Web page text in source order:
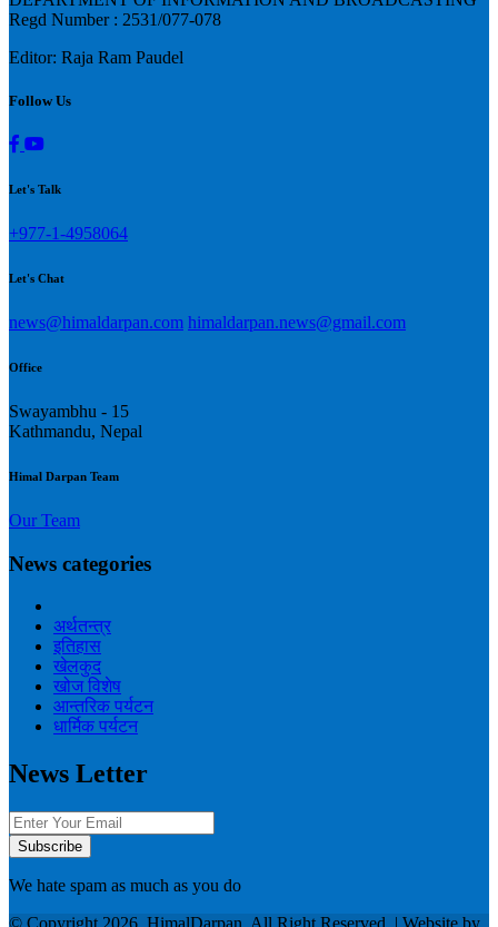
Regd Number : 2531/077-078
Editor: Raja Ram Paudel
Follow Us
Let's Talk
+977-1-4958064
Let's Chat
news@himaldarpan.com himaldarpan.news@gmail.com
Office
Swayambhu - 15
Kathmandu, Nepal
Himal Darpan Team
Our Team
News categories
अर्थतन्त्र
इतिहास
खेलकुद
खोज विशेष
आन्तरिक पर्यटन
धार्मिक पर्यटन
News Letter
We hate spam as much as you do
© Copyright 2026, HimalDarpan. All Right Reserved. | Website by